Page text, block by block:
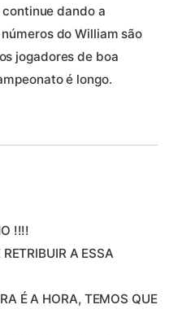
dando a
do William são
jogadores de boa
é longo.
!!!!
A ESSA
É A HORA, TEMOS QUE